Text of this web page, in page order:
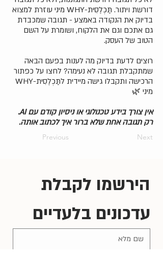
דורשת ויתור. תַּכְלֶסִית-WHY מיני עוזרת למצוא
בדיוק את הנקודה באמצע - תגובה שמכבדת
גם אתכם וגם את הלקוח, ושומרת על השם
הטוב של העסק.
רוצים לדעת בדיוק מה לענות בפעם הבאה
שמתקבלת תגובה לא נעימה? לחצו על כפתור
הרכישה ותקבלו גישה מיידית לתַּכְלֶסִית-WHY
מיני 🌿
אין צורך בידע טכנולוגי או ניסיון קודם עם AI.​​​​​​​
רק תגובה אחת שלא ברור איך לכתוב אותה.
Next
Previous
עדכונים בלעדיים